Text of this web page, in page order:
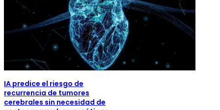
IA predice el riesgo de
recurrencia de tumores
cerebrales sin necesidad de